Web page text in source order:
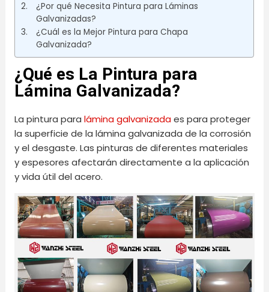
¿Por qué Necesita Pintura para Láminas
Galvanizadas?
¿Cuál es la Mejor Pintura para Chapa
Galvanizada?
¿Qué es La Pintura para
Lámina Galvanizada?
La pintura paralámina galvanizadaes para proteger
la superficie de la lámina galvanizada de la corrosión
y el desgaste. Las pinturas de diferentes materiales
y espesores afectarán directamente a la aplicación
y vida útil del acero.